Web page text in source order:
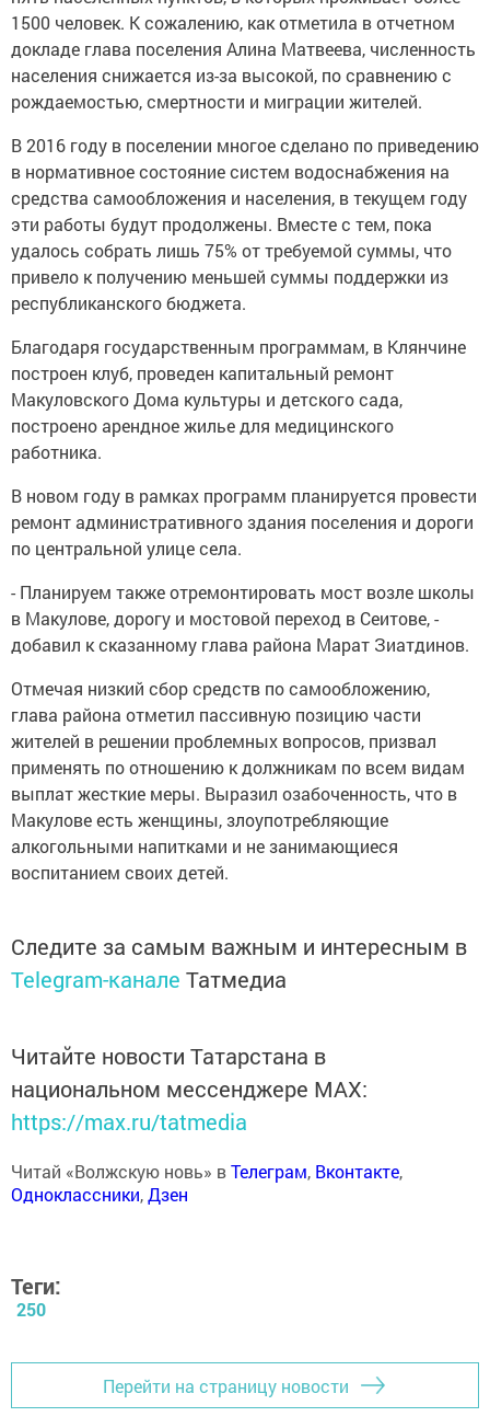
1500 человек. К сожалению, как отметила в отчетном
докладе глава поселения Алина Матвеева, численность
населения снижается из-за высокой, по сравнению с
рождаемостью, смертности и миграции жителей.
В 2016 году в поселении многое сделано по приведению
в нормативное состояние систем водоснабжения на
средства самообложения и населения, в текущем году
эти работы будут продолжены. Вместе с тем, пока
удалось собрать лишь 75% от требуемой суммы, что
привело к получению меньшей суммы поддержки из
республиканского бюджета.
Благодаря государственным программам, в Клянчине
построен клуб, проведен капитальный ремонт
Макуловского Дома культуры и детского сада,
построено арендное жилье для медицинского
работника.
В новом году в рамках программ планируется провести
ремонт административного здания поселения и дороги
по центральной улице села.
- Планируем также отремонтировать мост возле школы
в Макулове, дорогу и мостовой переход в Сеитове, -
добавил к сказанному глава района Марат Зиатдинов.
Отмечая низкий сбор средств по самообложению,
глава района отметил пассивную позицию части
жителей в решении проблемных вопросов, призвал
применять по отношению к должникам по всем видам
выплат жесткие меры. Выразил озабоченность, что в
Макулове есть женщины, злоупотребляющие
алкогольными напитками и не занимающиеся
воспитанием своих детей.
Следите за самым важным и интересным в
Telegram-канале Татмедиа
Читайте новости Татарстана в
национальном мессенджере MАХ:
https://max.ru/tatmedia
Читай «Волжскую новь» вТелеграм, Вконтакте,
Одноклассники,Дзен
Теги:
250
Перейти на страницу новости